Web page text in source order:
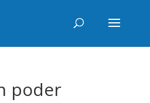
poder